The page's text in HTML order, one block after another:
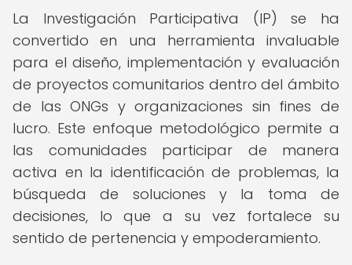
La Investigación Participativa (IP) se ha
convertido en una herramienta invaluable
para el diseño, implementación y evaluación
de proyectos comunitarios dentro del ámbito
de las ONGs y organizaciones sin fines de
lucro. Este enfoque metodológico permite a
las comunidades participar de manera
activa en la identificación de problemas, la
búsqueda de soluciones y la toma de
decisiones, lo que a su vez fortalece su
sentido de pertenencia y empoderamiento.